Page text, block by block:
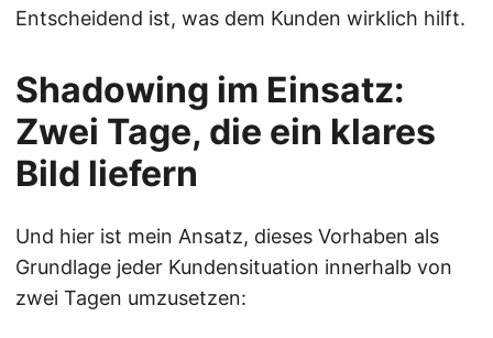
Entscheidend ist, was dem Kunden wirklich hilft.
Shadowing im Einsatz:
Zwei Tage, die ein klares
Bild liefern
Und hier ist mein Ansatz, dieses Vorhaben als
Grundlage jeder Kundensituation innerhalb von
zwei Tagen umzusetzen: